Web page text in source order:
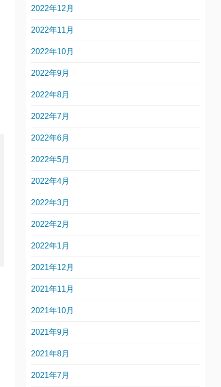
2022年12月
2022年11月
2022年10月
2022年9月
2022年8月
2022年7月
2022年6月
2022年5月
2022年4月
2022年3月
2022年2月
2022年1月
2021年12月
2021年11月
2021年10月
2021年9月
2021年8月
2021年7月